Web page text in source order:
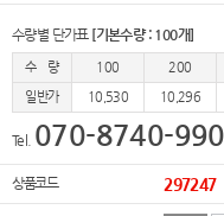
수량별 단가표 [기본수량 : 100개]
수 량 100 200
일반가
10,530 10,296
Tel. 070-8740-
상품코드 297247